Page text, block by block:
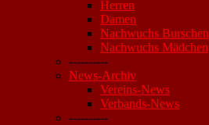
Herren
Damen
Nachwuchs Burschen
Nachwuchs Mädchen
----------
News-Archiv
Vereins-News
Verbands-News
----------